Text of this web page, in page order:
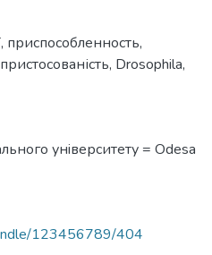
, приспособленность,
пристосованість, Drosophila,
унiверситету = Odesa
123456789/404